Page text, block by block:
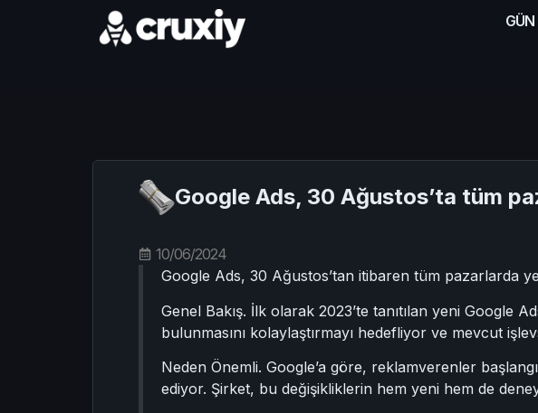
GÜN
Google Ads, 30 Ağustos’ta tüm
10/06/2024
Google Ads, 30 Ağustos’tan itibaren tüm pazarlarda
Genel Bakış. İlk olarak 2023’te tanıtılan yeni Google
bulunmasını kolaylaştırmayı hedefliyor ve mevcut
Neden Önemli. Google’a göre, reklamverenler
ediyor. Şirket, bu değişikliklerin hem yeni hem de